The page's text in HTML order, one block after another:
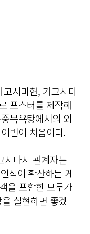
시마현, 가고시마
포스터를 제작해
목욕탕에서의 외
번이 처음이다.
시마시 관계자는
식이 확산하는 게
을 포함한 모두가
실현하면 좋겠